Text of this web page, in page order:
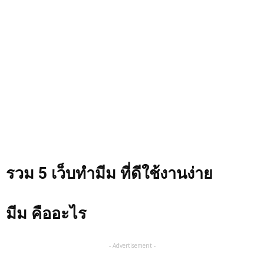
รวม 5 เว็บทำมีม ที่ดีใช้งานง่าย
มีม คืออะไร
- Advertisement -